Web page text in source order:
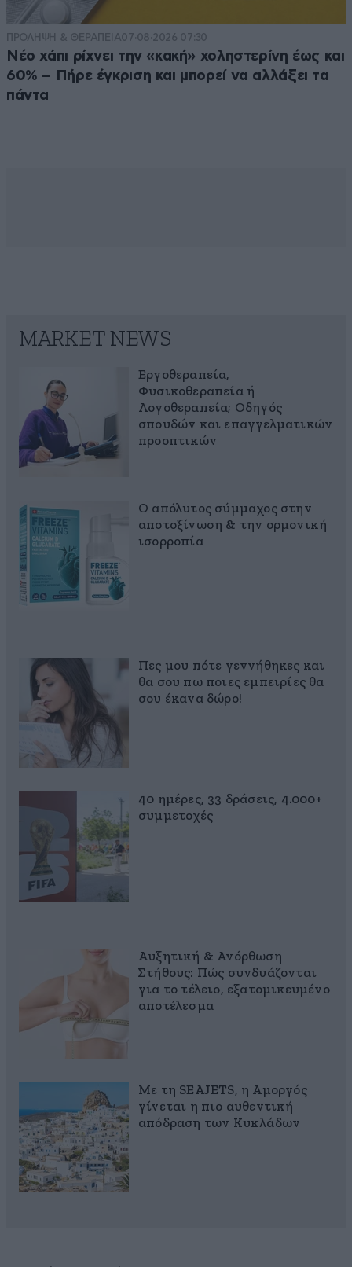
ΠΡΟΛΗΨΗ & ΘΕΡΑΠΕΙΑ07·08·2026 07:30
Νέο χάπι ρίχνει την «κακή» χοληστερίνη έως και
60% – Πήρε έγκριση και μπορεί να αλλάξει τα
πάντα
MARKET NEWS
Εργοθεραπεία,
Φυσικοθεραπεία ή
Λογοθεραπεία; Οδηγός
σπουδών και επαγγελματικών
προοπτικών
Ο απόλυτος σύμμαχος στην
αποτοξίνωση & την ορμονική
ισορροπία
Πες μου πότε γεννήθηκες και
θα σου πω ποιες εμπειρίες θα
σου έκανα δώρο!
40 ημέρες, 33 δράσεις, 4.000+
συμμετοχές
Αυξητική & Ανόρθωση
Στήθους: Πώς συνδυάζονται
για το τέλειο, εξατομικευμένο
αποτέλεσμα
Με τη SEAJETS, η Αμοργός
γίνεται η πιο αυθεντική
απόδραση των Κυκλάδων